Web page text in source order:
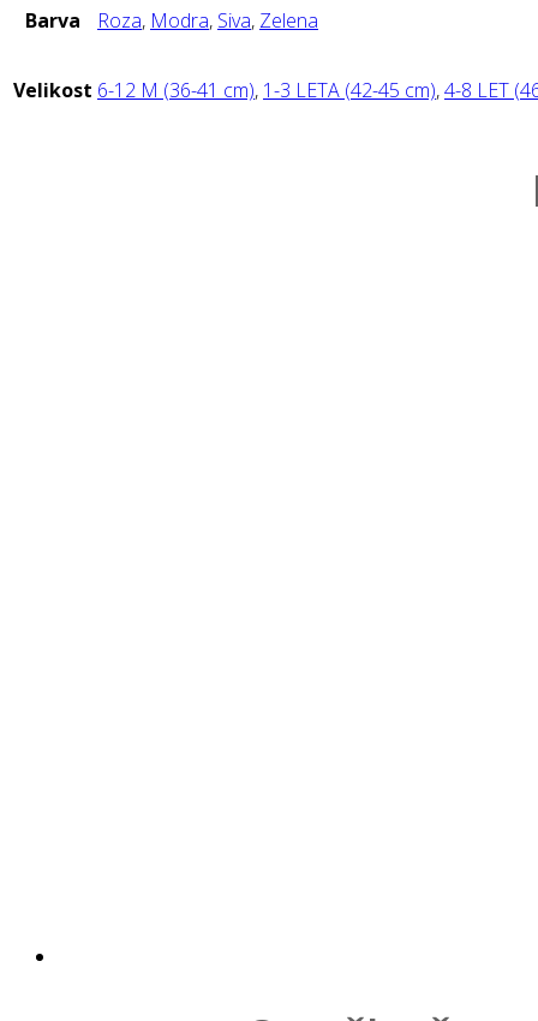
Barva Roza, Modra, Siva, Zelena
Velikost 6-12 M (36-41 cm), 1-3 LETA (42-45 cm),4-8 LET